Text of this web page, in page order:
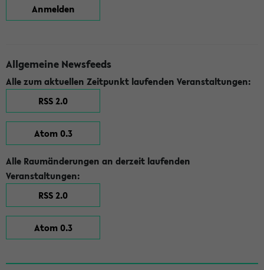
Anmelden
Allgemeine Newsfeeds
Alle zum aktuellen Zeitpunkt laufenden Veranstaltungen:
RSS 2.0
Atom 0.3
Alle Raumänderungen an derzeit laufenden
Veranstaltungen:
RSS 2.0
Atom 0.3